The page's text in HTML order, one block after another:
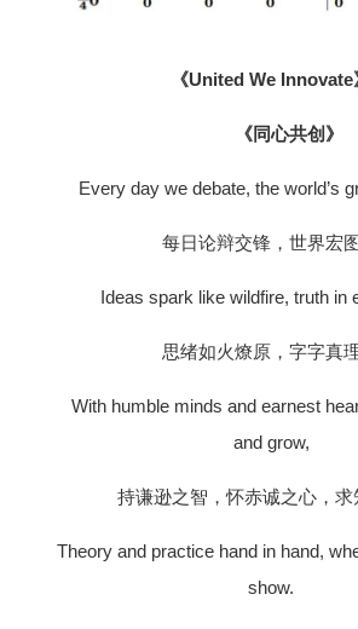
《United We Innovate
《同心共创》
Every day we debate, the world’s
每日论辩交锋，世界宏图
Ideas spark like wildfire, truth in
思绪如火燎原，字字真
With humble minds and earnest
and grow,
持谦逊之智，怀赤诚之心，求
Theory and practice hand in hand,
show.